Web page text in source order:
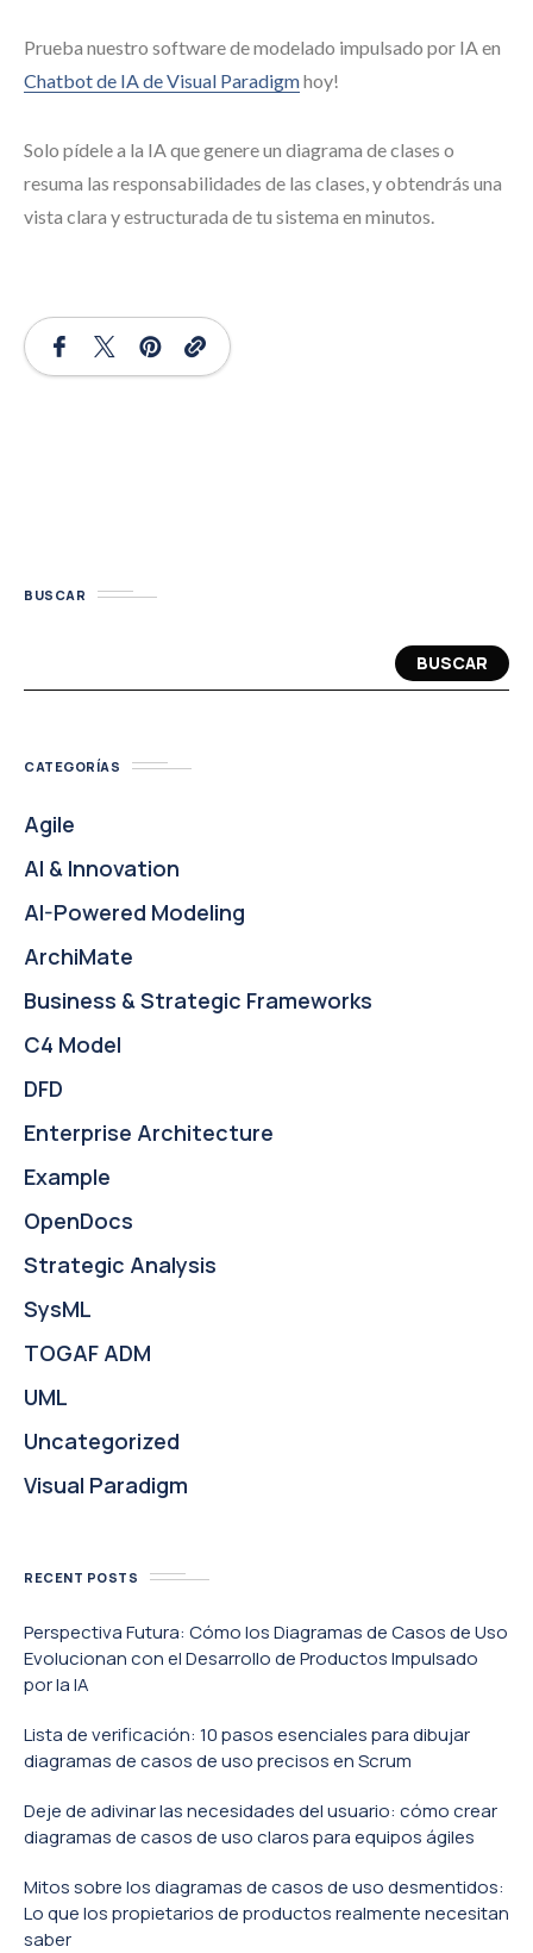
Prueba nuestro software de modelado impulsado por IA en
Chatbot de IA de Visual Paradigmhoy!
Solo pídele a la IA que genere un diagrama de clases o
resuma las responsabilidades de las clases, y obtendrás una
vista clara y estructurada de tu sistema en minutos.
BUSCAR
BUSCAR
CATEGORÍAS
Agile
AI & Innovation
AI-Powered Modeling
ArchiMate
Business & Strategic Frameworks
C4 Model
DFD
Enterprise Architecture
Example
OpenDocs
Strategic Analysis
SysML
TOGAF ADM
UML
Uncategorized
Visual Paradigm
RECENT POSTS
Perspectiva Futura: Cómo los Diagramas de Casos de Uso
Evolucionan con el Desarrollo de Productos Impulsado
por la IA
Lista de verificación: 10 pasos esenciales para dibujar
diagramas de casos de uso precisos en Scrum
Deje de adivinar las necesidades del usuario: cómo crear
diagramas de casos de uso claros para equipos ágiles
Mitos sobre los diagramas de casos de uso desmentidos:
Lo que los propietarios de productos realmente necesitan
saber